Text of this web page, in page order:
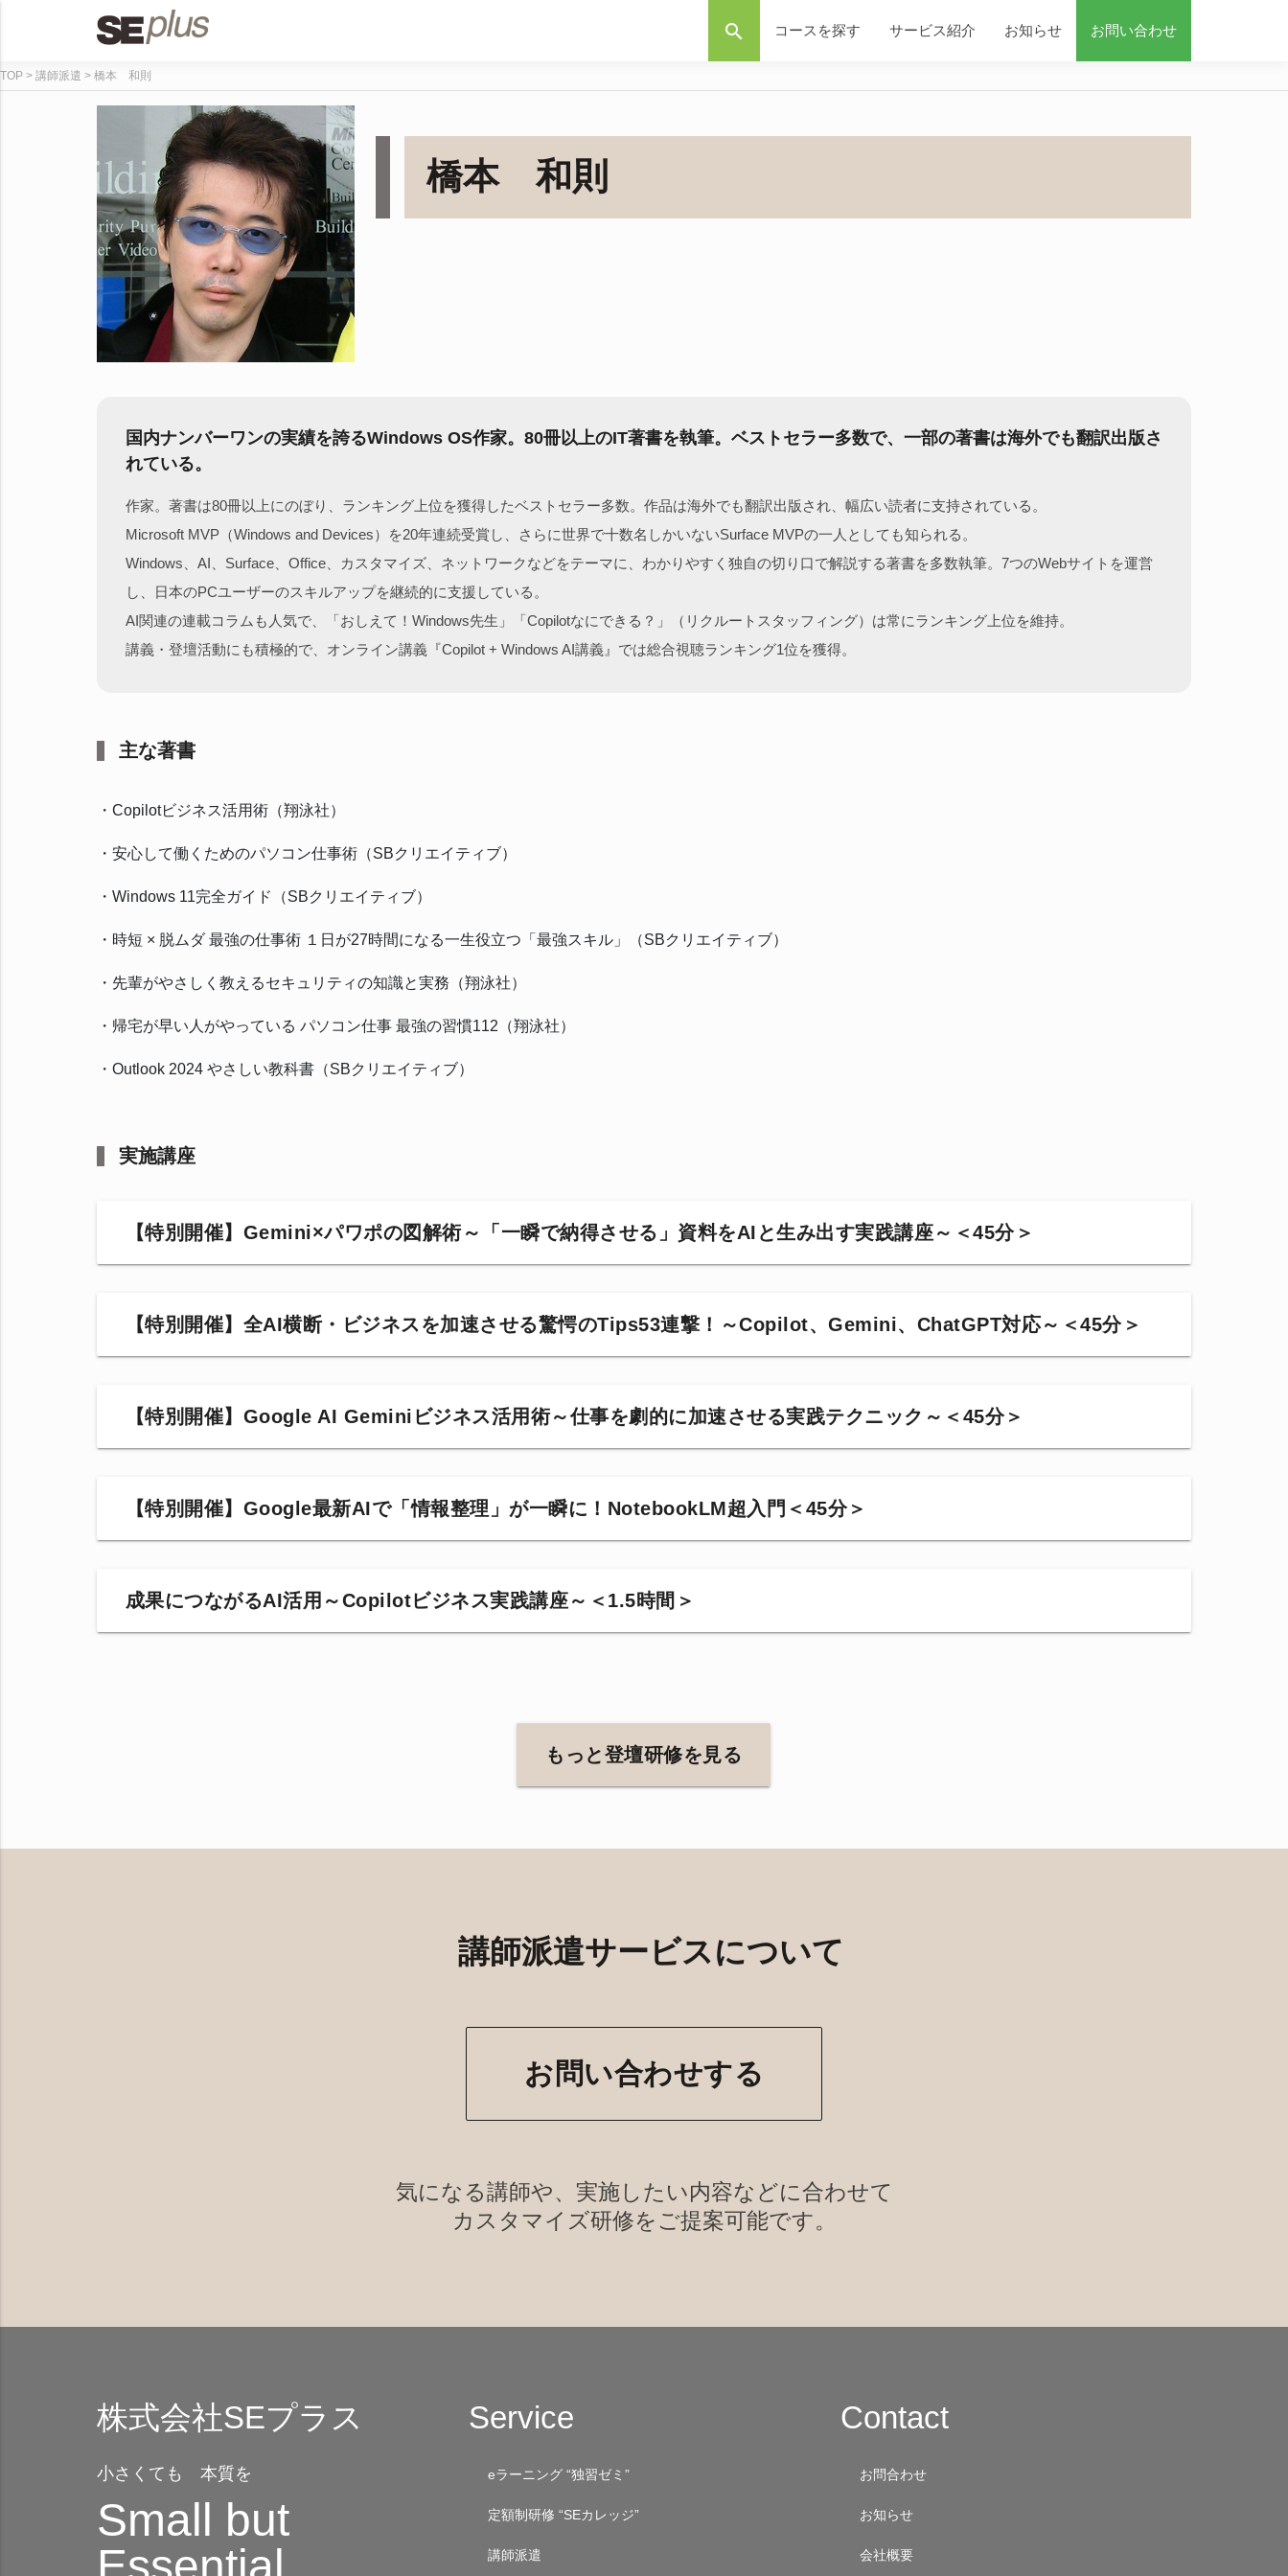
search コースを探す サービス紹介 お知らせ お問い合わせ
TOP 講師派遣 橋本 和則
橋本 和則
国内ナンバーワンの実績を誇るWindows OS作家。80冊以上のIT著書を執筆。ベストセラー多数で、一部の著書は海外でも翻訳出版さ
れている。
作家。著書は80冊以上にのぼり、ランキング上位を獲得したベストセラー多数。作品は海外でも翻訳出版され、幅広い読者に支持されている。
Microsoft MVP（Windows and Devices）を20年連続受賞し、さらに世界で十数名しかいないSurface MVPの一人としても知られる。
Windows、AI、Surface、Office、カスタマイズ、ネットワークなどをテーマに、わかりやすく独自の切り口で解説する著書を多数執筆。7つのWebサイトを運営
し、日本のPCユーザーのスキルアップを継続的に支援している。
AI関連の連載コラムも人気で、「おしえて！Windows先生」「Copilotなにできる？」（リクルートスタッフィング）は常にランキング上位を維持。
講義・登壇活動にも積極的で、オンライン講義『Copilot + Windows AI講義』では総合視聴ランキング1位を獲得。
主な著書
・Copilotビジネス活用術（翔泳社）
・安心して働くためのパソコン仕事術（SBクリエイティブ）
・Windows 11完全ガイド（SBクリエイティブ）
・時短 × 脱ムダ 最強の仕事術 １日が27時間になる一生役立つ「最強スキル」（SBクリエイティブ）
・先輩がやさしく教えるセキュリティの知識と実務（翔泳社）
・帰宅が早い人がやっている パソコン仕事 最強の習慣112（翔泳社）
・Outlook 2024 やさしい教科書（SBクリエイティブ）
実施講座
【特別開催】Gemini×パワポの図解術～「一瞬で納得させる」資料をAIと生み出す実践講座～＜45分＞
【特別開催】全AI横断・ビジネスを加速させる驚愕のTips53連撃！～Copilot、Gemini、ChatGPT対応～＜45分＞
【特別開催】Google AI Geminiビジネス活用術～仕事を劇的に加速させる実践テクニック～＜45分＞
【特別開催】Google最新AIで「情報整理」が一瞬に！NotebookLM超入門＜45分＞
成果につながるAI活用～Copilotビジネス実践講座～＜1.5時間＞
もっと登壇研修を見る
講師派遣サービスについて
お問い合わせする
気になる講師や、実施したい内容などに合わせて
カスタマイズ研修をご提案可能です。
株式会社SEプラス
小さくても 本質を
Small but
Essential
Service
eラーニング “独習ゼミ”
定額制研修 “SEカレッジ”
講師派遣
Contact
お問合わせ
お知らせ
会社概要